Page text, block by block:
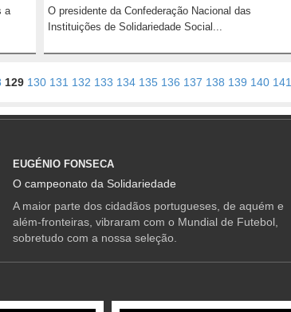
a
O presidente da Confederação Nacional das
Instituições de Solidariedade Social...
129 130 131 132 133 134 135 136 137 138 139 140 141
EUGÉNIO FONSECA
O campeonato da Solidariedade
A maior parte dos cidadãos portugueses, de aquém e
além-fronteiras, vibraram com o Mundial de Futebol,
sobretudo com a nossa seleção.